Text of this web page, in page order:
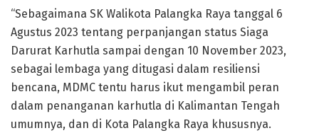
“Sebagaimana SK Walikota Palangka Raya tanggal 6
Agustus 2023 tentang perpanjangan status Siaga
Darurat Karhutla sampai dengan 10 November 2023,
sebagai lembaga yang ditugasi dalam resiliensi
bencana, MDMC tentu harus ikut mengambil peran
dalam penanganan karhutla di Kalimantan Tengah
umumnya, dan di Kota Palangka Raya khususnya.